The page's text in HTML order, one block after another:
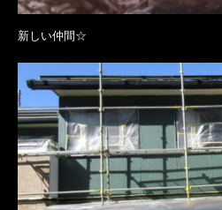
新しい仲間☆